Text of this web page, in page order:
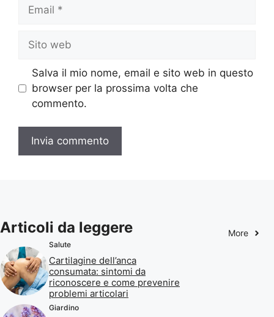
web
Salva il mio nome, email e sito web in questo
browser per la prossima volta che
commento.
Articoli da leggere More
Salute
Cartilagine dell’anca
consumata: sintomi da
riconoscere e come prevenire
problemi articolari
Giardino